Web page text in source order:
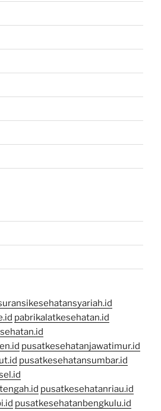
pabrikalatkesehatan.id
pusatkesehatanjawatimur.id
pusatkesehatansumbar.id
pusatkesehatanriau.id
pusatkesehatanbengkulu.id